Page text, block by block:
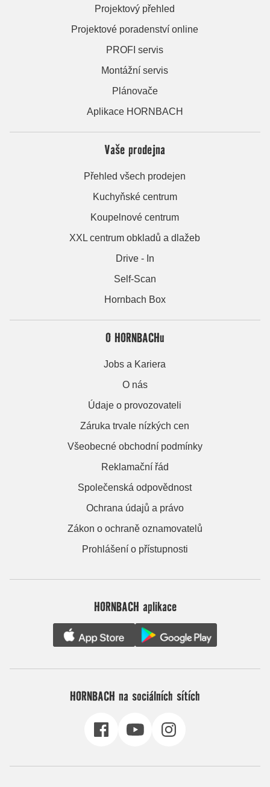
Projektový přehled
Projektové poradenství online
PROFI servis
Montážní servis
Plánovače
Aplikace HORNBACH
Vaše prodejna
Přehled všech prodejen
Kuchyňské centrum
Koupelnové centrum
XXL centrum obkladů a dlažeb
Drive - In
Self-Scan
Hornbach Box
O HORNBACHu
Jobs a Kariera
O nás
Údaje o provozovateli
Záruka trvale nízkých cen
Všeobecné obchodní podmínky
Reklamační řád
Společenská odpovědnost
Ochrana údajů a právo
Zákon o ochraně oznamovatelů
Prohlášení o přístupnosti
HORNBACH aplikace
HORNBACH na sociálních sítích